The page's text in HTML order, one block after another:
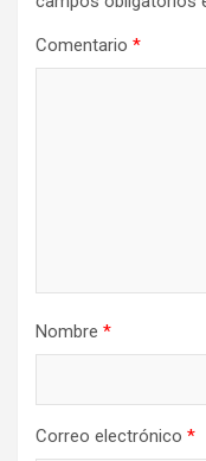
Comentario *
Nombre *
Correo electrónico *